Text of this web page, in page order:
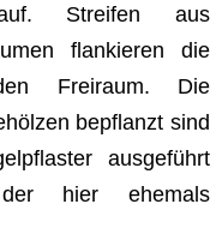
auf. Streifen aus
flankieren die
Freiraum. Die
bepflanzt sind
ausgeführt
hier ehemals